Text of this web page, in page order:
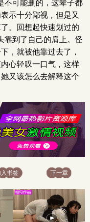
不可能删的，这辈子都
示十分鄙视，但是又
。回想起快速划过的
靠到了自己的肩上。怪
，就被他靠过去了，
心轻叹一口气，这样
又该怎么去解释这个
入书签 下一章